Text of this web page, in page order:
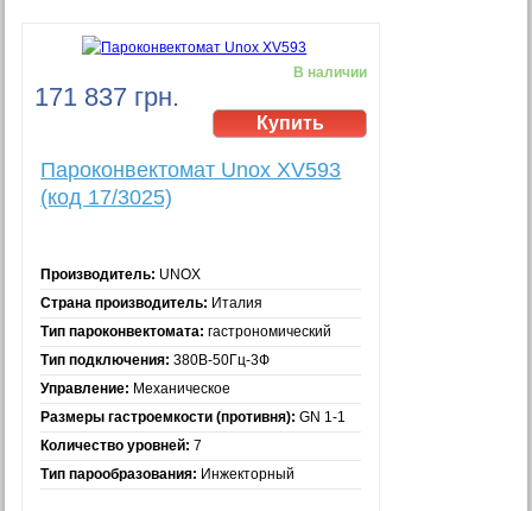
171 837 грн.
В наличии
Пароконвектомат Unox XV593
(код 17/3025)
Производитель: UNOX
Страна производитель: Италия
Тип пароконвектомата: гастрономический
Тип подключения: 380В-50Гц-3Ф
Управление: Механическое
Размеры гастроемкости (противня): GN 1-1
Количество уровней: 7
Тип парообразования: Инжекторный